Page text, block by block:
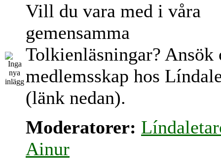
Vill du vara med i våra
gemensamma
Tolkienläsningar? Ansök
medlemsskap hos
(länk nedan).
Moderatorer:
Ainur